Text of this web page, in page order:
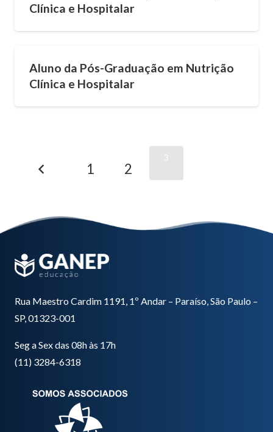
Clínica e Hospitalar
Aluno da Pós-Graduação em Nutrição
Clínica e Hospitalar
1 2
3
Rua Maestro Cardim 1191, 1º Andar – Paraíso, São Paulo –
SP, 01323-001
Seg a Sex das 08h às 17h
(11) 3284-6318